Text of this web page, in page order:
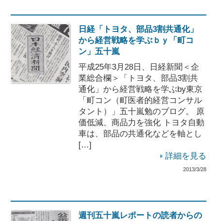
日経「トヨタ、部品3割共通化」
から経営戦略を学ぶｂｙ「町コ
ン」五十嵐
平成25年3月28日、日経新聞＜企
業総合欄＞「トヨタ、部品3割共
通化」から経営戦略を学ぶby東京
「町コン（町医者的経営コンサル
タント）」五十嵐勉のブログ。 原
価低減、商品力を強化 トヨタ自動
車は、部品の共通化などを軸とし
[…]
詳細を見る
2013/3/28
週刊五十嵐レポートの読者からの